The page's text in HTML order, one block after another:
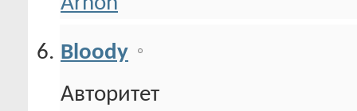
Bloody
Авторитет